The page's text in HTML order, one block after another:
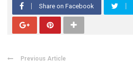
Share on Facebook
Previous Article